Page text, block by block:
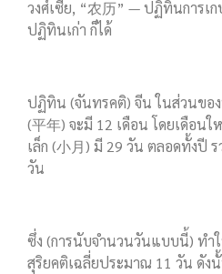
วงศ์เซี่ย, “农历” — ปฏิทินการเ
ปฏิทินเก่า ก็ได้
ปฏิทิน (จันทรคติ) จีน ในส่วนขอ
(平年) จะมี 12 เดือน โดยเดือน
เล็ก (小月) มี 29 วัน ตลอดทั้งปี
วัน
ซึ่ง (การนับจำนวนวันแบบนี้) ท
สุริยคติเฉลี่ยประมาณ 11 วัน ดัง